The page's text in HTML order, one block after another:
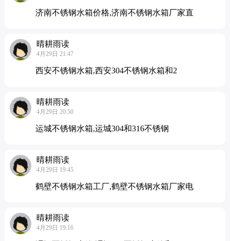
济南不锈钢水箱价格,济南不锈钢水箱厂家直
晴耕雨读
4月29日 21:47
西安不锈钢水箱,西安304不锈钢水箱和2
晴耕雨读
4月29日 20:50
运城不锈钢水箱,运城304和316不锈钢
晴耕雨读
4月29日 19:45
鹤壁不锈钢水箱工厂,鹤壁不锈钢水箱厂家电
晴耕雨读
4月29日 19:16